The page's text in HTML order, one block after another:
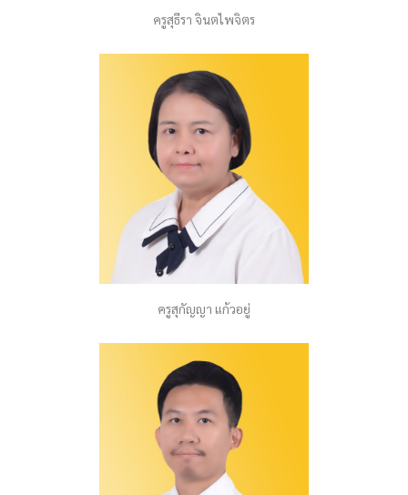
ครูสุธีรา จินตไพจิตร
ครูสุกัญญา แก้วอยู่